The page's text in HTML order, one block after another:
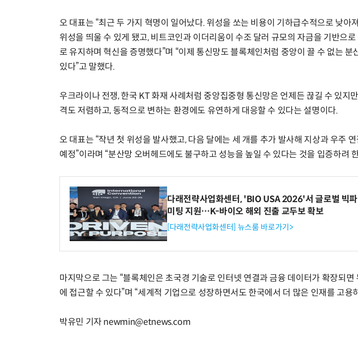
오 대표는 “최근 두 가지 혁명이 일어났다. 위성을 쏘는 비용이 기하급수적으로 낮아
위성을 띄울 수 있게 됐고, 비트코인과 이더리움이 수조 달러 규모의 자금을 기반으
로 유지하며 혁신을 증명했다”며 “이제 통신망도 블록체인처럼 중앙이 끌 수 없는 분
있다”고 말했다.
우크라이나 전쟁, 한국 KT 화재 사례처럼 중앙집중형 통신망은 언제든 끊길 수 있지
격도 저렴하고, 동적으로 변하는 환경에도 유연하게 대응할 수 있다는 설명이다.
오 대표는 “작년 첫 위성을 발사했고, 다음 달에는 세 개를 추가 발사해 지상과 우주
예정”이라며 “분산망 오버헤드에도 불구하고 성능을 높일 수 있다는 것을 입증하려
다래전략사업화센터, 'BIO USA 2026'서 글로벌 빅
미팅 지원…K-바이오 해외 진출 교두보 확보
[다래전략사업화센터] 뉴스룸 바로가기>
마지막으로 그는 “블록체인은 초국경 기술로 인터넷 연결과 금융 데이터가 확장되면
에 접근할 수 있다”며 “세계적 기업으로 성장하면서도 한국에서 더 많은 인재를 고용
박유민 기자 newmin@etnews.com
거미줄 쏘고 자동 회수까지…현실판 스파이더맨 웹 슈터